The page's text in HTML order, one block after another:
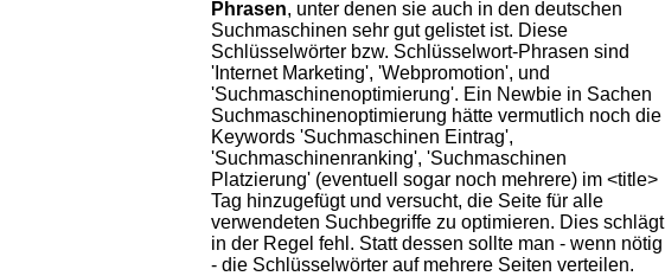
Phrasen, unter denen sie auch in den deutschen
Suchmaschinen sehr gut gelistet ist. Diese
Schlüsselwörter bzw. Schlüsselwort-Phrasen sind
'Internet Marketing', 'Webpromotion', und
'Suchmaschinenoptimierung'. Ein Newbie in Sachen
Suchmaschinenoptimierung hätte vermutlich noch die
Keywords 'Suchmaschinen Eintrag',
'Suchmaschinenranking', 'Suchmaschinen
Platzierung' (eventuell sogar noch mehrere) im <title>
Tag hinzugefügt und versucht, die Seite für alle
verwendeten Suchbegriffe zu optimieren. Dies schlägt
in der Regel fehl. Statt dessen sollte man - wenn nötig
- die Schlüsselwörter auf mehrere Seiten verteilen.